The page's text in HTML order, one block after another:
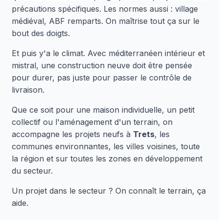
précautions spécifiques. Les normes aussi : village
médiéval, ABF remparts. On maîtrise tout ça sur le
bout des doigts.
Et puis y'a le climat. Avec méditerranéen intérieur et
mistral, une construction neuve doit être pensée
pour durer, pas juste pour passer le contrôle de
livraison.
Que ce soit pour une maison individuelle, un petit
collectif ou l'aménagement d'un terrain, on
accompagne les projets neufs à Trets, les
communes environnantes, les villes voisines, toute
la région et sur toutes les zones en développement
du secteur.
Un projet dans le secteur ? On connaît le terrain, ça
aide.